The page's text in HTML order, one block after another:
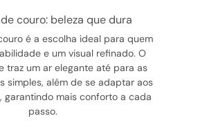
de couro: beleza que dura
é a escolha ideal para quem
e um visual refinado. O
traz um ar elegante até para as
simples, além de se adaptar aos
garantindo mais conforto a cada
passo.